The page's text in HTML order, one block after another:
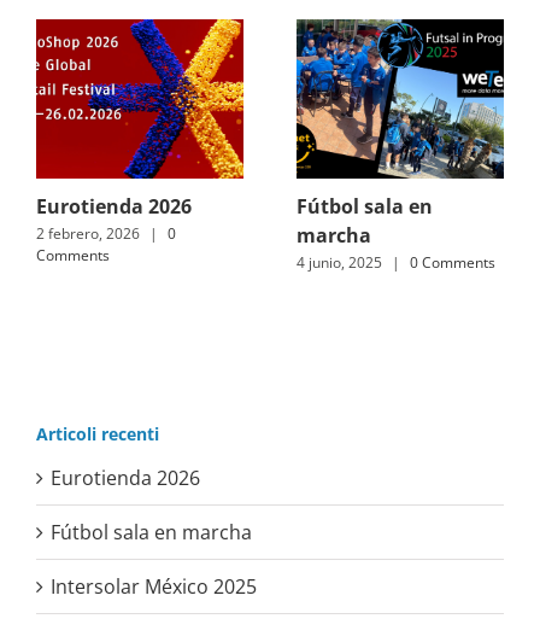
Eurotienda 2026
2 febrero, 2026 |
0
Comments
Fútbol sala en
marcha
4 junio, 2025 | 0 Comments
Articoli recenti
Eurotienda 2026
Fútbol sala en marcha
Intersolar México 2025